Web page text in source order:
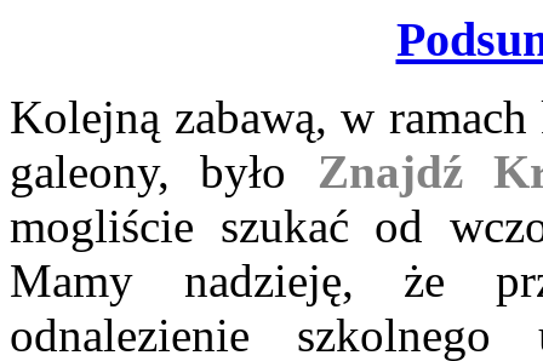
Kolejną zabawą, w
galeony, było Znajdź
mogliście szukać od
Mamy nadzieję, że
odnalezienie